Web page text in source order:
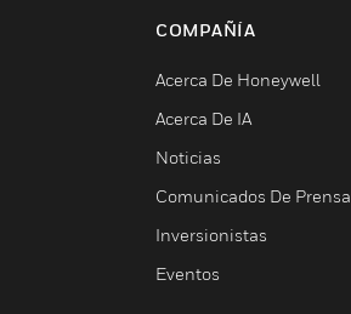
COMPAÑÍA
Acerca De Honeywell
Acerca De IA
Noticias
Comunicados De Prensa
Inversionistas
Eventos